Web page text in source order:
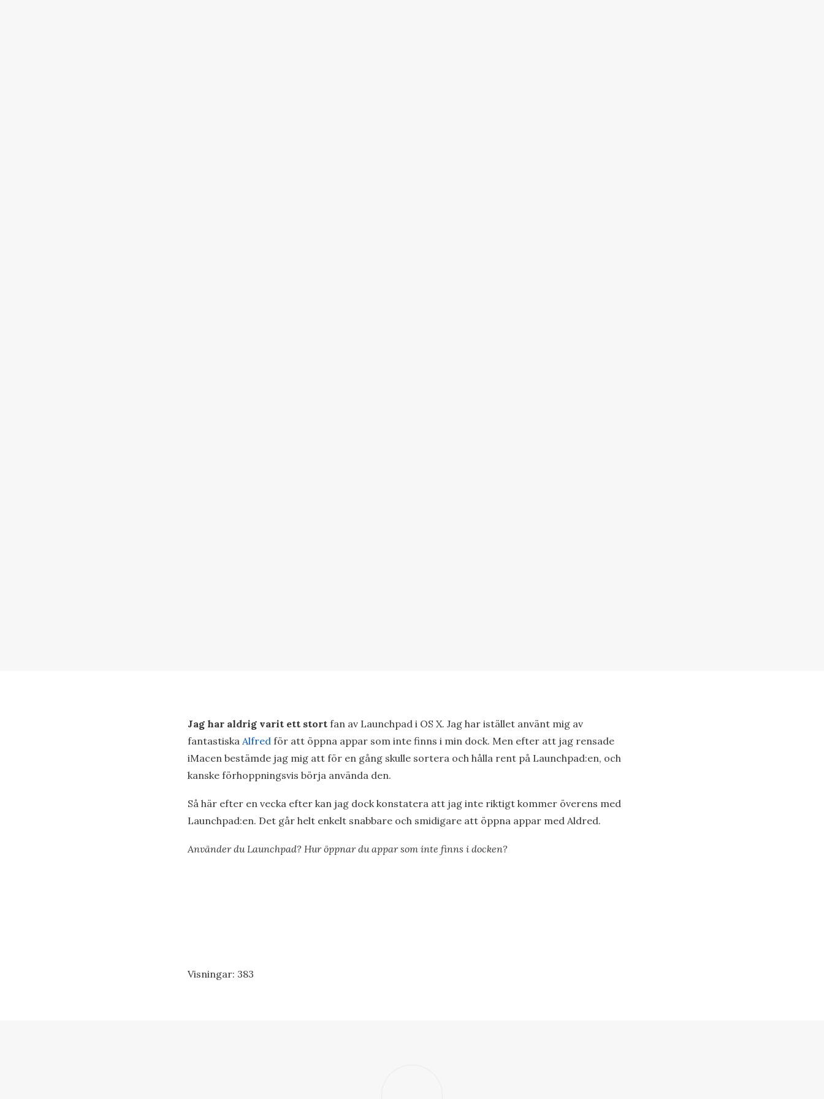
Jag har aldrig varit ett stort fan av Launchpad i OS X. Jag har istället använt mig av
fantastiska Alfred för att öppna appar som inte finns i min dock. Men efter att jag rensade
iMacen bestämde jag mig att för en gång skulle sortera och hålla rent på Launchpad:en, och
kanske förhoppningsvis börja använda den.
Så här efter en vecka efter kan jag dock konstatera att jag inte riktigt kommer överens med
Launchpad:en. Det går helt enkelt snabbare och smidigare att öppna appar med Aldred.
Använder du Launchpad? Hur öppnar du appar som inte finns i docken?
Visningar: 383